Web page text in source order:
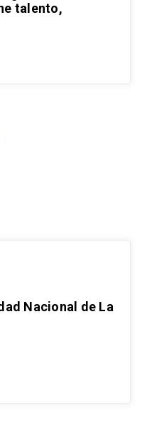
talento,
Nacional de La